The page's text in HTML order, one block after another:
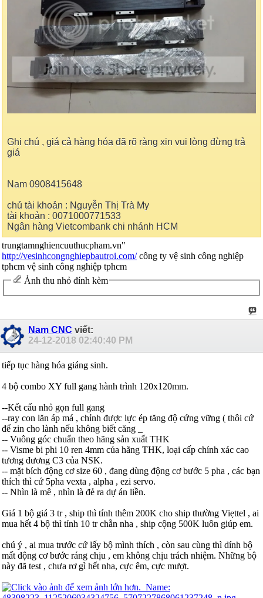
Ghi chú , giá cả hàng hóa đã rõ ràng xin vui lòng đừng trả
giá
Nam 0908415648
chủ tài khoản : Nguyễn Thị Trà My
tài khoản : 0071000771533
Ngân hàng Vietcombank chi nhánh HCM
trungtamnghiencuuthucpham.vn"
http://vesinhcongnghiepbautroi.com/công ty vệ sinh công nghiệp
tphcm vệ sinh công nghiệp tphcm
Ảnh thu nhỏ đính kèm
Nam CNC viết:
24-12-2018 02:40:40 PM
tiếp tục hàng hóa giáng sinh.
4 bộ combo XY full gang hành trình 120x120mm.
--Kết cấu nhỏ gọn full gang
--ray con lăn áp má , chỉnh được lực ép tăng độ cứng vững ( thôi cứ
để zin cho lành nếu không biết căng _
-- Vuông góc chuẩn theo hãng sản xuất THK
-- Visme bi phi 10 ren 4mm của hãng THK, loại cấp chính xác cao
tương đương C3 của NSK.
-- mặt bích động cơ size 60 , đang dùng động cơ bước 5 pha , các bạn
thích thì cứ 5pha vexta , alpha , ezi servo.
-- Nhìn là mê , nhìn là đẻ ra dự án liền.
Giá 1 bộ giá 3 tr , ship thì tính thêm 200K cho ship thường Viẹttel , ai
mua hết 4 bộ thì tính 10 tr chẵn nha , ship cộng 500K luôn giúp em.
chú ý , ai mua trước cứ lấy bộ mình thích , còn sau cùng thì dính bộ
mất động cơ bước ráng chịu , em không chịu trách nhiệm. Những bộ
này đã test , chưa rơ gì hết nha, cực êm, cực mượt.